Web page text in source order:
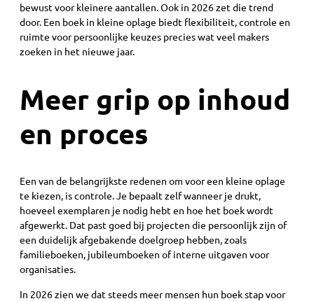
bewust voor kleinere aantallen. Ook in 2026 zet die trend
door. Een boek in kleine oplage biedt flexibiliteit, controle en
ruimte voor persoonlijke keuzes precies wat veel makers
zoeken in het nieuwe jaar.
Meer grip op inhoud
en proces
Een van de belangrijkste redenen om voor een kleine oplage
te kiezen, is controle. Je bepaalt zelf wanneer je drukt,
hoeveel exemplaren je nodig hebt en hoe het boek wordt
afgewerkt. Dat past goed bij projecten die persoonlijk zijn of
een duidelijk afgebakende doelgroep hebben, zoals
familieboeken, jubileumboeken of interne uitgaven voor
organisaties.
In 2026 zien we dat steeds meer mensen hun boek stap voor